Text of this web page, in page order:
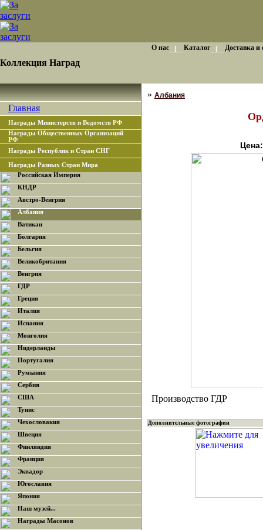
Коллекция Наград
О нас Каталог Доставка и
Главная
Награды Министерств и Ведомств РФ
Награды Общественных Организаций
РФ
Награды Республик и Стран СНГ
Награды Разных Стран Мира
Российская Империя
КНДР
Австро-Венгрия
Албания
Ватикан
Болгария
Бельгия
Великобритания
Венгрия
ГДР
Греция
Италия
Испания
Монголия
Нидерланды
Португалия
Румыния
Сербия
США
Тунис
Чехословакия
Швеция
Финляндия
Франция
Эквадор
Югославия
Япония
Наш музей...
Награды Масонов
» Албания
Цена:
Производство ГДР
Дополнительные фотографии